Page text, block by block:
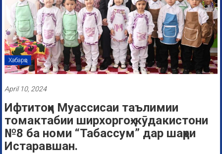
Хабарҳо
April 10, 2024
Ифтитоҳи Муассисаи таълимии
томактабии ширхоргоҳ-кӯдакистони
№8 ба номи “Табассум” дар шаҳри
Истаравшан.